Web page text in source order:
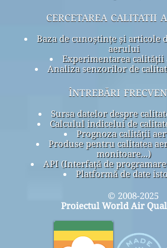
cercetarea calitatii
Baza de cunoștințe și articole
aerului
Experimentarea
Analiza senzorilor de
întrebări
Sursa datelor despre
Calculul indicelui de
Prognoza calității
Produse pentru calitatea
monitoare...)
API (Interfață de
Platformă de date
© 2008-2025
Proiectul World Air